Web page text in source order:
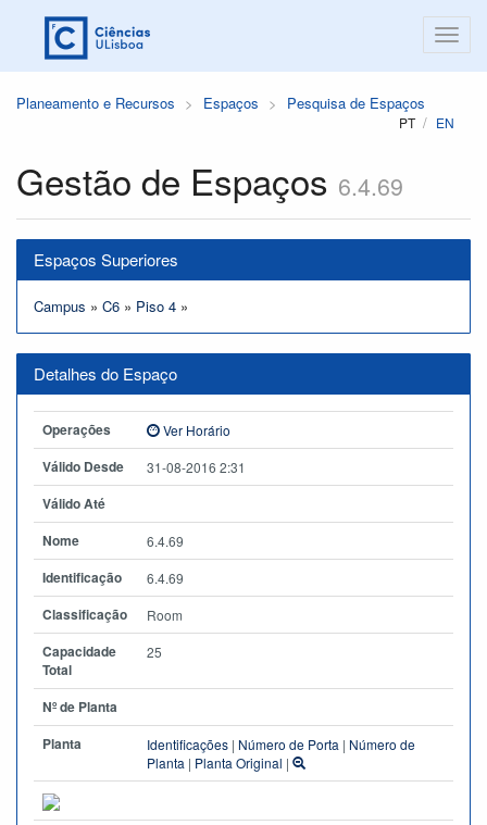
Planeamento e Recursos Espaços Pesquisa de Espaços
PT EN
Gestão de Espaços 6.4.69
Espaços Superiores
Campus » C6 » Piso 4 »
Detalhes do Espaço
Operações Ver Horário
Válido Desde 31-08-2016 2:31
Válido Até
Nome
6.4.69
Identificação 6.4.69
Classificação Room
Capacidade
Total
25
Nº de Planta
Planta
Identificações | Número de Porta | Número de
Planta | Planta Original |